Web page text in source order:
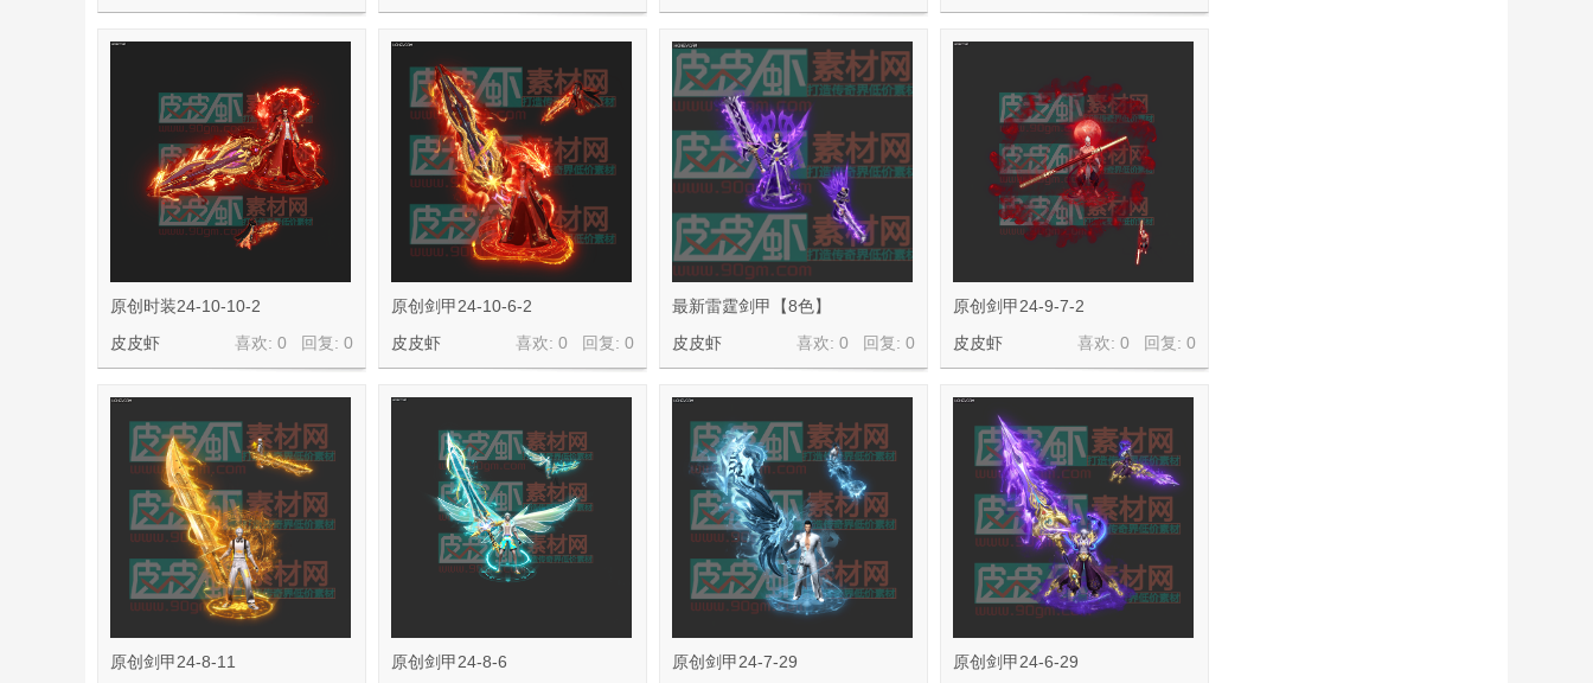
原创时装24-10-10-2
喜欢: 0 回复: 0
皮皮虾
原创剑甲24-10-6-2
喜欢: 0 回复: 0
皮皮虾
最新雷霆剑甲【8色】
喜欢: 0 回复: 0
皮皮虾
原创剑甲24-9-7-2
喜欢: 0 回复: 0
皮皮虾
原创剑甲24-8-11
原创剑甲24-8-6
原创剑甲24-7-29
原创剑甲24-6-29